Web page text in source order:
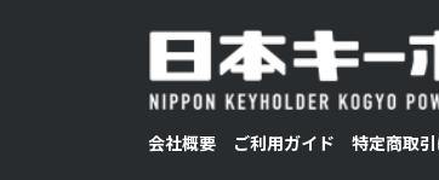
会社概要 ご利用ガイド 特定商取